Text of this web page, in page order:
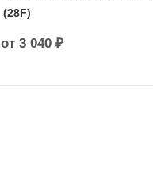
(28F)
от 3 040 ₽